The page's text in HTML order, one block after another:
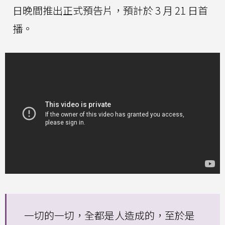
日晚間推出正式預告片，預計於 3 月 21 日首
播。
一切的一切，全都是人造成的，至於是